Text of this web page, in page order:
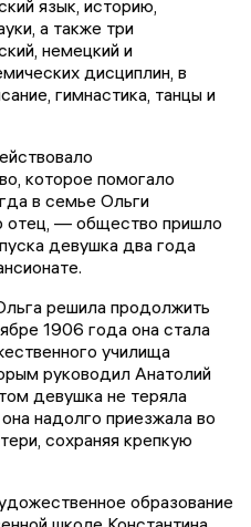
язык, историю,
а также три
немецкий и
дисциплин, в
гимнастика, танцы и
которое помогало
в семье Ольги
отец, — общество пришло
девушка два года
решила продолжить
1906 года она стала
училища
руководил Анатолий
девушка не теряла
надолго приезжала во
сохраняя крепкую
образование